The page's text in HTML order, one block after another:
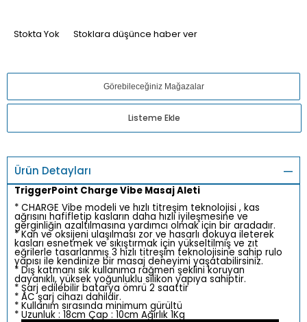
Stokta Yok Stoklara düşünce haber ver
Görebileceğiniz Mağazalar
Listeme Ekle
Ürün Detayları
TriggerPoint Charge Vibe Masaj Aleti
* CHARGE Vibe modeli ve hızlı titreşim teknolojisi , kas
ağrısını hafifletip kasların daha hızlı iyileşmesine ve
gerginliğin azaltılmasına yardımcı olmak için bir aradadır.
* Kan ve oksijeni ulaşılması zor ve hasarlı dokuya ileterek
kasları esnetmek ve sıkıştırmak için yükseltilmiş ve zıt
eğrilerle tasarlanmış 3 hızlı titreşim teknolojisine sahip rulo
yapısı ile kendinize bir masaj deneyimi yaşatabilirsiniz.
* Dış katmanı sık kullanıma rağmen şeklini koruyan
dayanıklı, yüksek yoğunluklu silikon yapıya sahiptir.
* Şarj edilebilir batarya ömrü 2 saattir
* AC şarj cihazı dahildir.
* Kullanım sırasında minimum gürültü
* Uzunluk : 18cm Çap : 10cm Ağırlık 1Kg